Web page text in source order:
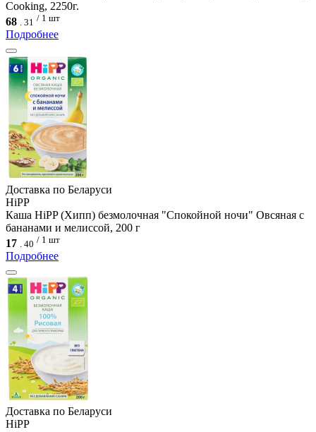
Cooking, 2250г.
68 . 31 / 1 шт
Подробнее
Доcтавка по Беларуси
HiPP
Каша HiPP (Хипп) безмолочная "Спокойной ночи" Овсяная с
бананами и мелиссой, 200 г
17 . 40 / 1 шт
Подробнее
Доcтавка по Беларуси
HiPP